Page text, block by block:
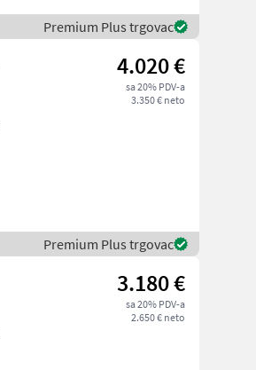
Premium Plus trgovac
4.020 €
sa 20% PDV-a
3.350 € neto
Premium Plus trgovac
3.180 €
sa 20% PDV-a
2.650 € neto